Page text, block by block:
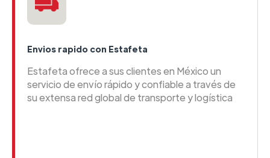
Envios rapido con Estafeta
Estafeta ofrece a sus clientes en México un
servicio de envío rápido y confiable a través de
su extensa red global de transporte y logística